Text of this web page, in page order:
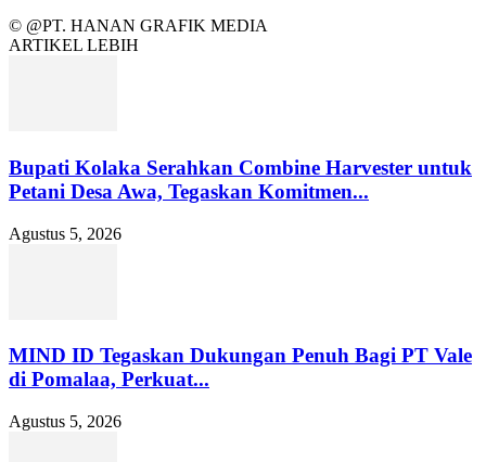
© @PT. HANAN GRAFIK MEDIA
ARTIKEL LEBIH
Bupati Kolaka Serahkan Combine Harvester untuk
Petani Desa Awa, Tegaskan Komitmen...
Agustus 5, 2026
MIND ID Tegaskan Dukungan Penuh Bagi PT Vale
di Pomalaa, Perkuat...
Agustus 5, 2026